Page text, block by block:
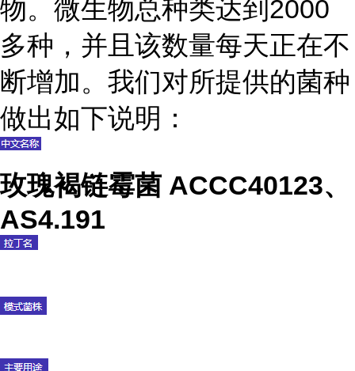
物。微生物总种类达到2000
多种，并且该数量每天正在不
断增加。我们对所提供的菌种
做出如下说明：
玫瑰褐链霉菌 ACCC40123、
AS4.191